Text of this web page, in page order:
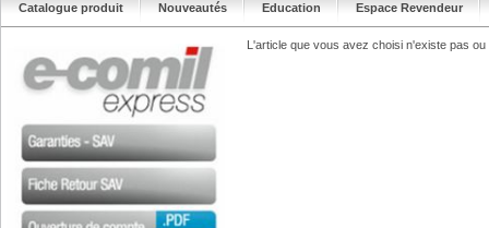
Catalogue produit Nouveautés Education Espace Revendeur
L'article que vous avez choisi n'existe pas